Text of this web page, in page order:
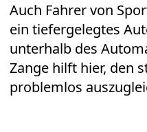
Auch Fahrer von
ein tiefergelegtes
unterhalb des
Zange hilft hier, den
problemlos